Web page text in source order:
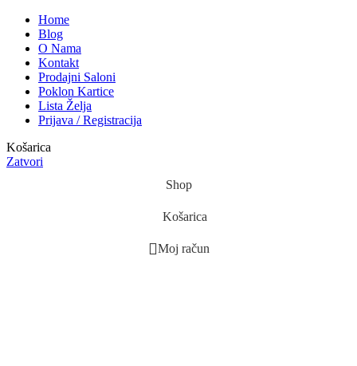
Home
Blog
O Nama
Kontakt
Prodajni Saloni
Poklon Kartice
Lista Želja
Prijava / Registracija
Košarica
Zatvori
Shop
Košarica
Moj račun